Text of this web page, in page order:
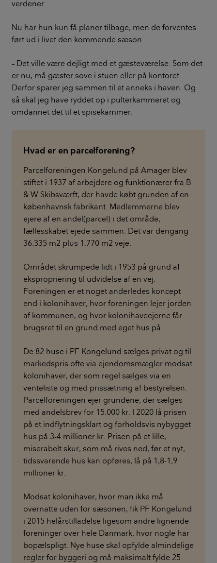
verdener.
Nu har hun kun få planer tilbage, men de forventes
ført ud i livet den kommende sæson
– Det ville være dejligt med et gæsteværelse. Som det
er nu, må gæster sove i stuen eller på kontoret.
Derfor sparer jeg sammen til et anneks i haven. Og
så skal jeg have ryddet op i pulterkammeret og
omdannet det til et spisekammer.
Hvad er en parcelforening?
Parcelforeningen Kongelund på Amager blev
stiftet i 1937 af arbejdere og funktionærer fra B
& W Skibsværft, der havde købt grunden af en
københavnsk fabrikant. Medlemmerne blev
ejere af en andel(parcel) i det område,
fællesskabet ejede sammen. Det var dengang
36.335 m2 plus 1.770 m2 veje.
Området skrumpede lidt i 1953 på grund af
ekspropriering til udvidelse af en vej.
Foreningen er et noget anderledes koncept
end i kolonihaver, hvor foreningen lejer jorden
af kommunen, og hvor kolonihaveejerne får
brugsret til en grund med eget hus på.
De 82 huse i PF Kongelund sælges privat og til
markedspris ofte via ejendomsmægler modsat
kolonihaver, der som regel sælges via en
venteliste og med prissætning af bestyrelsen.
Parcelforeningen ejer grundene, der sælges
med andelsbrev for 15.000 kr. I 2020 lå prisen
på et indflytningsklart og forholdsvis nybygget
hus på 3-4 millioner kr. Prisen på et lille,
miserabelt skur, som må rives ned, før et nyt,
tidssvarende hus kan opføres, lå på 1,8-1,9
millioner kr.
Modsat kolonihaver, hvor man ikke må
overnatte uden for sæsonen, fik PF Kongelund
i 2015 helårstilladelse ligesom andre lignende
foreninger over hele Danmark, hvor nogle har
bopælspligt. Nye huse skal opfylde almindelige
regler for byggeri og må maksimalt fylde 25